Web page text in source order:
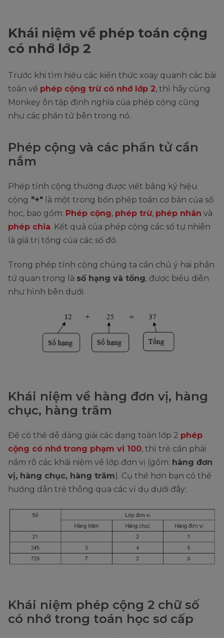
Khái niệm về phép toán cộng
có nhớ lớp 2
Trước khi tìm hiểu các kiến thức xoay quanh các bài
toán về phép cộng trừ có nhớ lớp 2, thì hãy cùng
Monkey ôn tập định nghĩa của phép cộng cũng
như các phần tử bên trong nó.
Phép cộng và các phần tử cần
nắm
Phép tính cộng thường được viết bằng ký hiệu
cộng "+" là một trong bốn phép toán cơ bản của số
học, bao gồm: Phép cộng, phép trừ, phép nhân và
phép chia. Kết quả của phép cộng các số tự nhiên
là giá trị tổng của các số đó.
Trong phép tính cộng chúng ta cần chú ý hai phần
tử quan trọng là số hạng và tổng, được biểu diễn
như hình bên dưới:
Khái niệm về hàng đơn vị, hàng
chục, hàng trăm
Để có thể dễ dàng giải các dạng toán lớp 2 phép
cộng có nhớ trong phạm vi 100, thì trẻ cần phải
nắm rõ các khái niệm về lớp đơn vị (gồm: hàng đơn
vị, hàng chục, hàng trăm). Cụ thể hơn bạn có thể
hướng dẫn trẻ thông qua các ví dụ dưới đây:
Khái niệm phép cộng 2 chữ số
có nhớ trong toán học sơ cấp